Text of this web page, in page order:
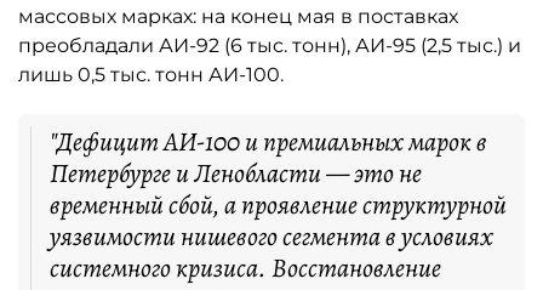
массовых марках: на конец мая в поставках
преобладали АИ-92 (6 тыс. тонн), АИ-95 (2,5 тыс.) и
лишь 0,5 тыс. тонн АИ-100.
"Дефицит АИ-100 и премиальных марок в
Петербурге и Ленобласти — это не
временный сбой, а проявление структурной
уязвимости нишевого сегмента в условиях
системного кризиса. Восстановление